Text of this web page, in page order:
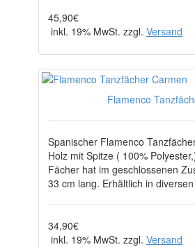
45,90€
inkl. 19% MwSt. zzgl. Versand
Flamenco
Spanischer Flamenco
Holz mit Spitze ( 100%
Fächer hat im geschlossenen
33 cm lang. Erhältlich in
34,90€
inkl. 19% MwSt. zzgl. Versand